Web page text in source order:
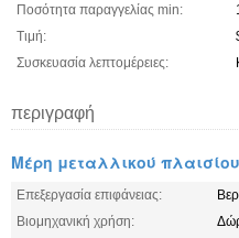
Ποσότητα παραγγελίας min:
Τιμή:
Συσκευασία λεπτομέρειες:
περιγραφή
Μέρη μεταλλικού πλαισίου
Επεξεργασία επιφάνειας:
Βιομηχανική χρήση: